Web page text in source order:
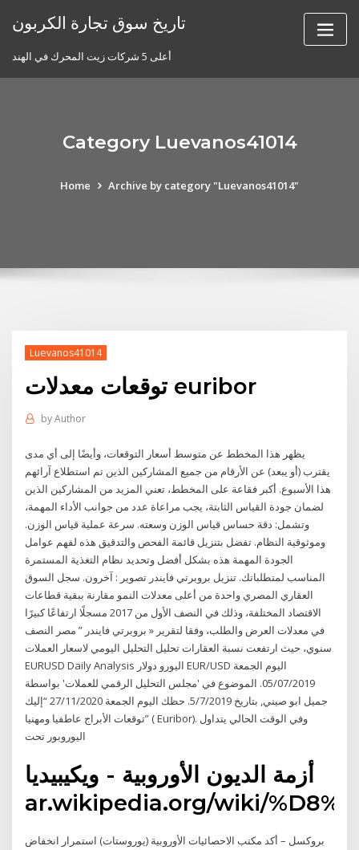
تاريخ سوق تجارة الكربون
أعلى 5 شركات زيت المحرك في الهند
Category Luevanos41014
Home Archive by category "Luevanos41014"
Luevanos41014
توقعات معدلات euribor
byAuthor
يظهر هذا المخطط عن متوسط أسعار التوقعات، وأيضًا إلى أي مدى
يقترب (أو يبعد) عن الأرقام من جميع المشاركين الذين تم استطلاع آرائهم
هذا الأسبوع. أكبر فقاعة على المخطط، تعني المزيد من المشاركين الذين
لضمان جودة القياس الثابتة، يجب مراعاة عدد من جوانب الأداء المهمة،
وتشمل: دقة حساس قياس الوزن وسعته. سرعة عملية قياس الوزن.
وموثوقية النظام. تفضل بتنزيل قائمة الفحص والتدقيق هذه لفهم عوامل
الجودة المهمة هذه بشكل أفضل وتحديد نظام التغذية المستمرة
المناسب لمتطلباتك. تنزيل بروبرتي فايندر تصوير : آخرون. سجل السوق
العقاري المصري واحدة من أعلى معدلات النمو مقارنة ببقية قطاعات
الاقتصاد المختلفة، وذلك في النصف الأول من 2017 مسجلًا ارتفاعًا كبيرًا
في معدلات العرض والطلب، وفقا لتقرير « بروبرتي فايندر ” مصر النصف
سنوي، حيث ارتفعت نسبة العقارات تحليل التحليل اليومي لاسعار العملات
EURUSD Daily Analysis اليورو دولار EUR/USD اليوم الجمعة
05/07/2019. الموضوع في 'مجلس التحليل الرقمي للعملات' بواسطة
جميل ابو صيني, بتاريخ ‏5/7/2019. حظك اليوم الجمعة 27/11/2020 “إليك
توقعات الأبراج عاطفيا ومهنيا” ( Euribor). وفي الوقت الحالي يتداول
اليوروبور تحت
أزمة الديون الأوروبية - ويكيبيديا
ar.wikipedia.org/wiki/
بروكسل – أكد مكتب الاحصائيات الأوروبية (يوروستات) استمرار انخفاض